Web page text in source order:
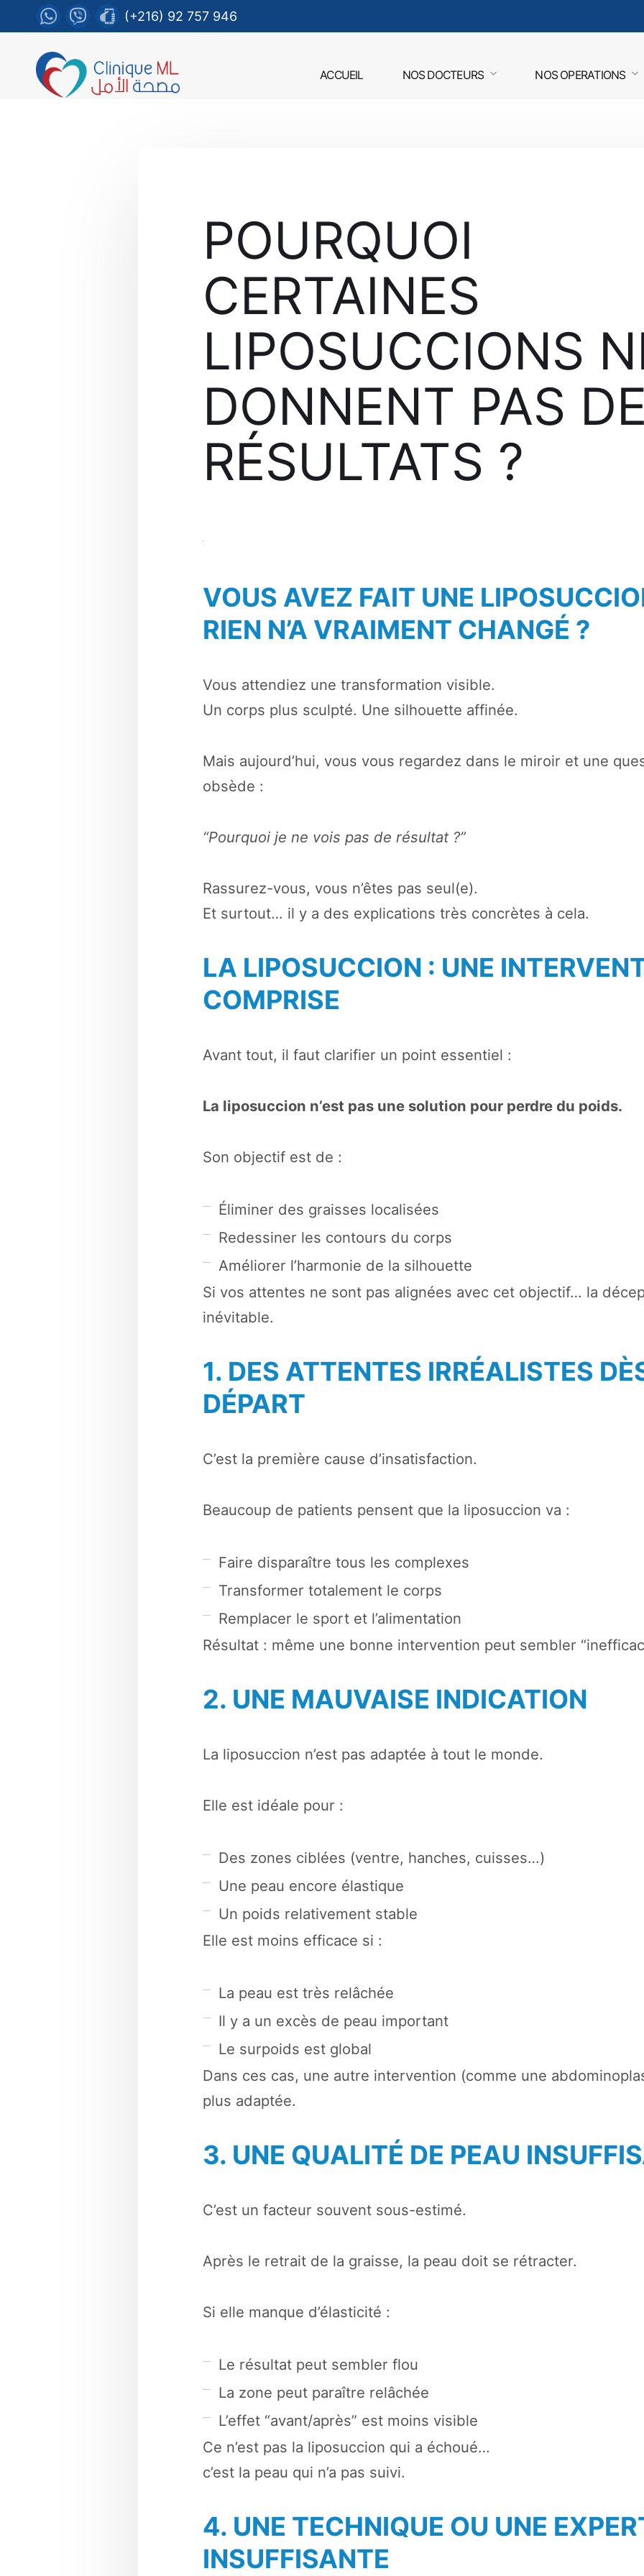
(+216) 92 757 946
ACCUEIL NOS DOCTEURS NOS OPERATIONS
POURQUOI
CERTAINES
LIPOSUCCIONS
DONNENT PAS
RÉSULTATS ?
VOUS AVEZ FAIT UNE
RIEN N’A VRAIMENT CHANGÉ ?
Vous attendiez une transformation visible.
Un corps plus sculpté. Une silhouette affinée.
Mais aujourd’hui, vous vous regardez dans le miroir et une
obsède :
“Pourquoi je ne vois pas de résultat ?”
Rassurez-vous, vous n’êtes pas seul(e).
Et surtout… il y a des explications très concrètes à cela.
LA LIPOSUCCION : UNE
COMPRISE
Avant tout, il faut clarifier un point essentiel :
La liposuccion n’est pas une solution pour perdre du poids.
Son objectif est de :
Éliminer des graisses localisées
Redessiner les contours du corps
Améliorer l’harmonie de la silhouette
Si vos attentes ne sont pas alignées avec cet objectif… la
inévitable.
1. DES ATTENTES IRRÉALISTES
DÉPART
C’est la première cause d’insatisfaction.
Beaucoup de patients pensent que la liposuccion va :
Faire disparaître tous les complexes
Transformer totalement le corps
Remplacer le sport et l’alimentation
Résultat : même une bonne intervention peut sembler
2. UNE MAUVAISE INDICATION
La liposuccion n’est pas adaptée à tout le monde.
Elle est idéale pour :
Des zones ciblées (ventre, hanches, cuisses…)
Une peau encore élastique
Un poids relativement stable
Elle est moins efficace si :
La peau est très relâchée
Il y a un excès de peau important
Le surpoids est global
Dans ces cas, une autre intervention (comme une
plus adaptée.
3. UNE QUALITÉ DE PEAU
C’est un facteur souvent sous-estimé.
Après le retrait de la graisse, la peau doit se rétracter.
Si elle manque d’élasticité :
Le résultat peut sembler flou
La zone peut paraître relâchée
L’effet “avant/après” est moins visible
Ce n’est pas la liposuccion qui a échoué…
c’est la peau qui n’a pas suivi.
4. UNE TECHNIQUE OU UNE
INSUFFISANTE